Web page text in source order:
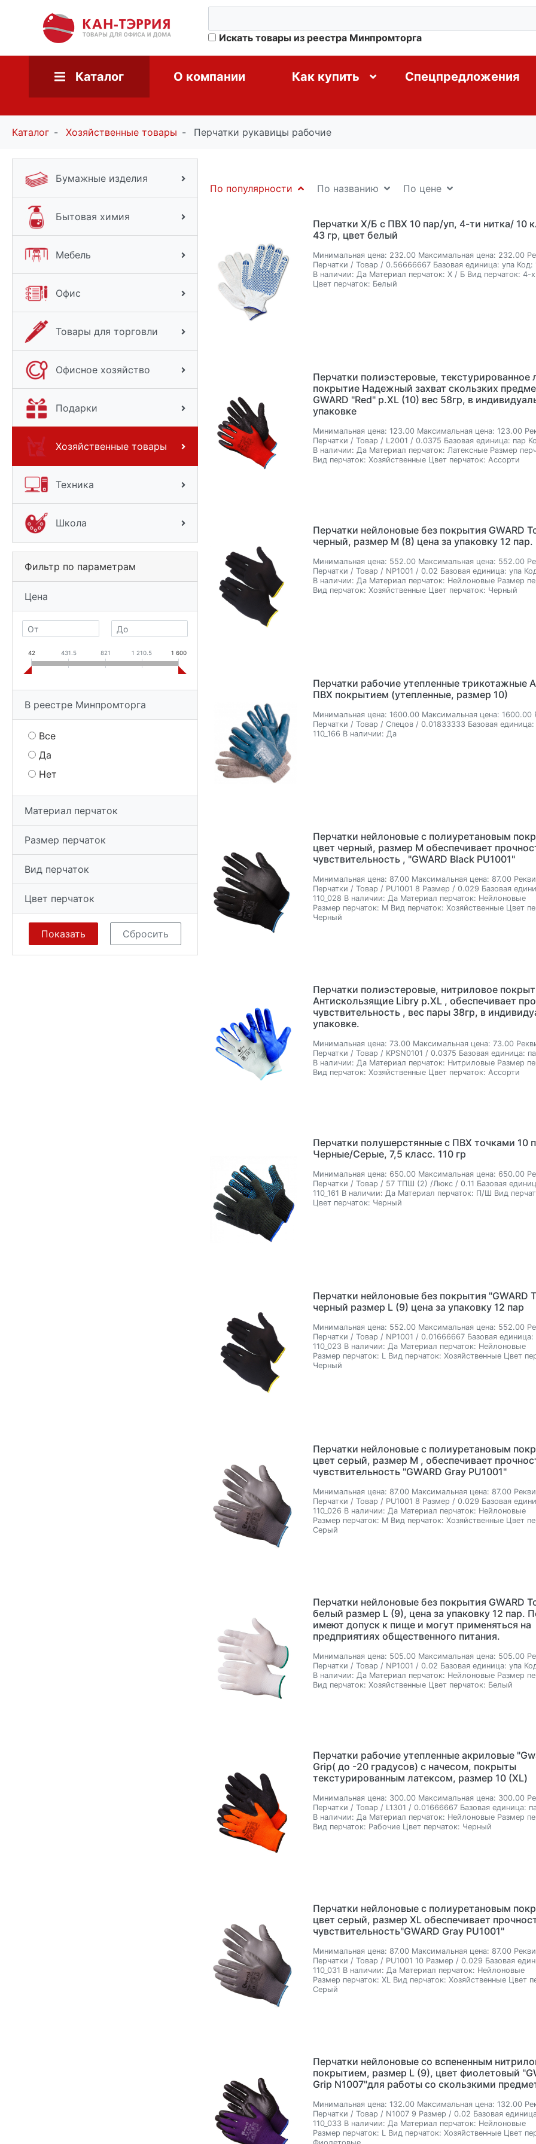
Искать товары из реестра Минпромторга
Каталог О компании Как купить Спецпредложения
Каталог Хозяйственные товары Перчатки рукавицы рабочие
Бумажные изделия
Бытовая химия
Мебель
Офис
Товары для торговли
Офисное хозяйство
Подарки
Хозяйственные товары
Техника
Школа
Фильтр по параметрам
Цена
42 431.5 821 1 210.5 1 600
В реестре Минпромторга
Все
Да
Нет
Материал перчаток
Размер перчаток
Вид перчаток
Цвет перчаток
По популярности По названию По цене
Перчатки Х/Б с ПВХ 10 пар/уп, 4-ти нитка/ 10
43 гр, цвет белый
Минимальная цена: 232.00 Максимальная цена: 232.00
Перчатки / Товар / 0.56666667 Базовая единица: упа Код:
В наличии: Да Материал перчаток: Х / Б Вид перчаток: 4-х
Цвет перчаток: Белый
Перчатки полиэстеровые, текстурированное
покрытие Надежный захват скользких
GWARD "Red" р.XL (10) вес 58гр, в
упаковке
Минимальная цена: 123.00 Максимальная цена: 123.00
Перчатки / Товар / L2001 / 0.0375 Базовая единица: пар
В наличии: Да Материал перчаток: Латексные Размер
Вид перчаток: Хозяйственные Цвет перчаток: Ассорти
Перчатки нейлоновые без покрытия GWARD
черный, размер M (8) цена за упаковку 12 пар.
Минимальная цена: 552.00 Максимальная цена: 552.00
Перчатки / Товар / NP1001 / 0.02 Базовая единица: упа
В наличии: Да Материал перчаток: Нейлоновые Размер
Вид перчаток: Хозяйственные Цвет перчаток: Черный
Перчатки рабочие утепленные трикотажные
ПВХ покрытием (утепленные, размер 10)
Минимальная цена: 1600.00 Максимальная цена: 1600.00
Перчатки / Товар / Спецов / 0.01833333 Базовая единица:
110_166 В наличии: Да
Перчатки нейлоновые с полиуретановым
цвет черный, размер М обеспечивает
чувствительность , "GWARD Black PU1001"
Минимальная цена: 87.00 Максимальная цена: 87.00
Перчатки / Товар / PU1001 8 Размер / 0.029 Базовая
110_028 В наличии: Да Материал перчаток: Нейлоновые
Размер перчаток: M Вид перчаток: Хозяйственные Цвет
Черный
Перчатки полиэстеровые, нитриловое
Антискользящие Libry р.XL , обеспечивает
чувствительность , вес пары 38гр, в
упаковке.
Минимальная цена: 73.00 Максимальная цена: 73.00
Перчатки / Товар / KPSN0101 / 0.0375 Базовая единица:
В наличии: Да Материал перчаток: Нитриловые Размер
Вид перчаток: Хозяйственные Цвет перчаток: Ассорти
Перчатки полушерстянные с ПВХ точками 10
Черные/Серые, 7,5 класс. 110 гр
Минимальная цена: 650.00 Максимальная цена: 650.00
Перчатки / Товар / 57 ТПШ (2) /Люкс / 0.11 Базовая
110_161 В наличии: Да Материал перчаток: П/Ш Вид
Цвет перчаток: Черный
Перчатки нейлоновые без покрытия "GWARD
черный размер L (9) цена за упаковку 12 пар
Минимальная цена: 552.00 Максимальная цена: 552.00
Перчатки / Товар / NP1001 / 0.01666667 Базовая единица:
110_023 В наличии: Да Материал перчаток: Нейлоновые
Размер перчаток: L Вид перчаток: Хозяйственные Цвет
Черный
Перчатки нейлоновые с полиуретановым
цвет серый, размер М , обеспечивает
чувствительность "GWARD Gray PU1001"
Минимальная цена: 87.00 Максимальная цена: 87.00
Перчатки / Товар / PU1001 8 Размер / 0.029 Базовая
110_026 В наличии: Да Материал перчаток: Нейлоновые
Размер перчаток: M Вид перчаток: Хозяйственные Цвет
Серый
Перчатки нейлоновые без покрытия GWARD
белый размер L (9), цена за упаковку 12 пар.
имеют допуск к пище и могут применяться на
предприятиях общественного питания.
Минимальная цена: 505.00 Максимальная цена: 505.00
Перчатки / Товар / NP1001 / 0.02 Базовая единица: упа
В наличии: Да Материал перчаток: Нейлоновые Размер
Вид перчаток: Хозяйственные Цвет перчаток: Белый
Перчатки рабочие утепленные акриловые
Grip( до -20 градусов) с начесом, покрыты
текстурированным латексом, размер 10 (ХL)
Минимальная цена: 300.00 Максимальная цена: 300.00
Перчатки / Товар / L1301 / 0.01666667 Базовая единица:
В наличии: Да Материал перчаток: Нейлоновые Размер
Вид перчаток: Рабочие Цвет перчаток: Черный
Перчатки нейлоновые с полиуретановым
цвет серый, размер ХL обеспечивает
чувствительность"GWARD Gray PU1001"
Минимальная цена: 87.00 Максимальная цена: 87.00
Перчатки / Товар / PU1001 10 Размер / 0.029 Базовая
110_031 В наличии: Да Материал перчаток: Нейлоновые
Размер перчаток: XL Вид перчаток: Хозяйственные Цвет
Серый
Перчатки нейлоновые со вспененным
покрытием, размер L (9), цвет фиолетовый
Grip N1007"для работы со скользкими
Минимальная цена: 132.00 Максимальная цена: 132.00
Перчатки / Товар / N1007 9 Размер / 0.02 Базовая
110_033 В наличии: Да Материал перчаток: Нейлоновые
Размер перчаток: L Вид перчаток: Хозяйственные Цвет